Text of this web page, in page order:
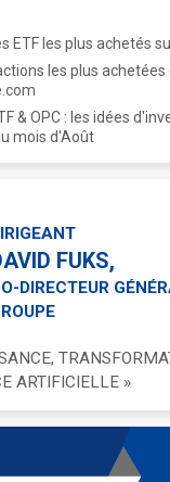
ETF les plus achetés
les plus
& OPC : les idées
mois d'Août
FUKS,
DIRECTEUR
ARTIFICIELLE »